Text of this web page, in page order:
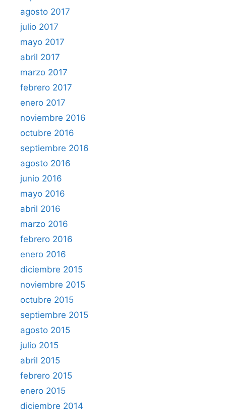
agosto 2017
julio 2017
mayo 2017
abril 2017
marzo 2017
febrero 2017
enero 2017
noviembre 2016
octubre 2016
septiembre 2016
agosto 2016
junio 2016
mayo 2016
abril 2016
marzo 2016
febrero 2016
enero 2016
diciembre 2015
noviembre 2015
octubre 2015
septiembre 2015
agosto 2015
julio 2015
abril 2015
febrero 2015
enero 2015
diciembre 2014